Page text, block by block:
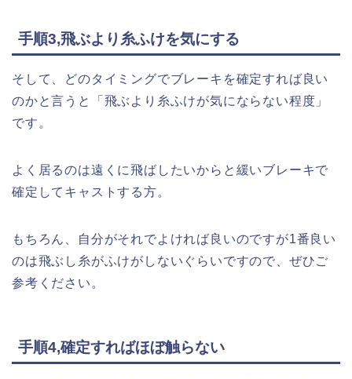
手順3,飛ぶより糸ふけを気にする
そして、どのタイミングでブレーキを確定すれば良い
のかと言うと「飛ぶより糸ふけが気にならない程度」
です。
よく居るのは遠くに飛ばしたいからと緩いブレーキで
確定してキャストする方。
もちろん、自分がそれでよければ良いのですが1番良い
のは飛ぶし糸がふけがしないぐらいですので、ぜひご
参考ください。
手順4,確定すればほぼ触らない